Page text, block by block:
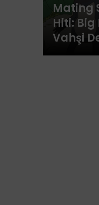
Mating
Hiti: Big
Vahşi